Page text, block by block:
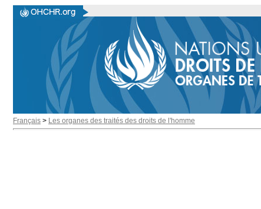
Français > Les organes des traités des droits de l'homme